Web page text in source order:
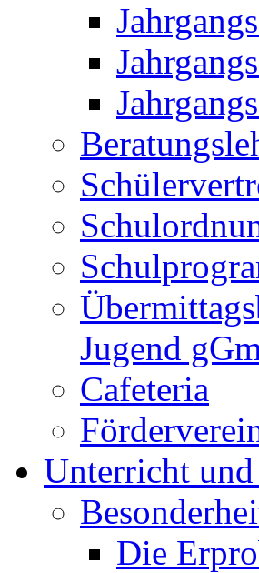
Jugend
Cafeteria
Unterricht
Die